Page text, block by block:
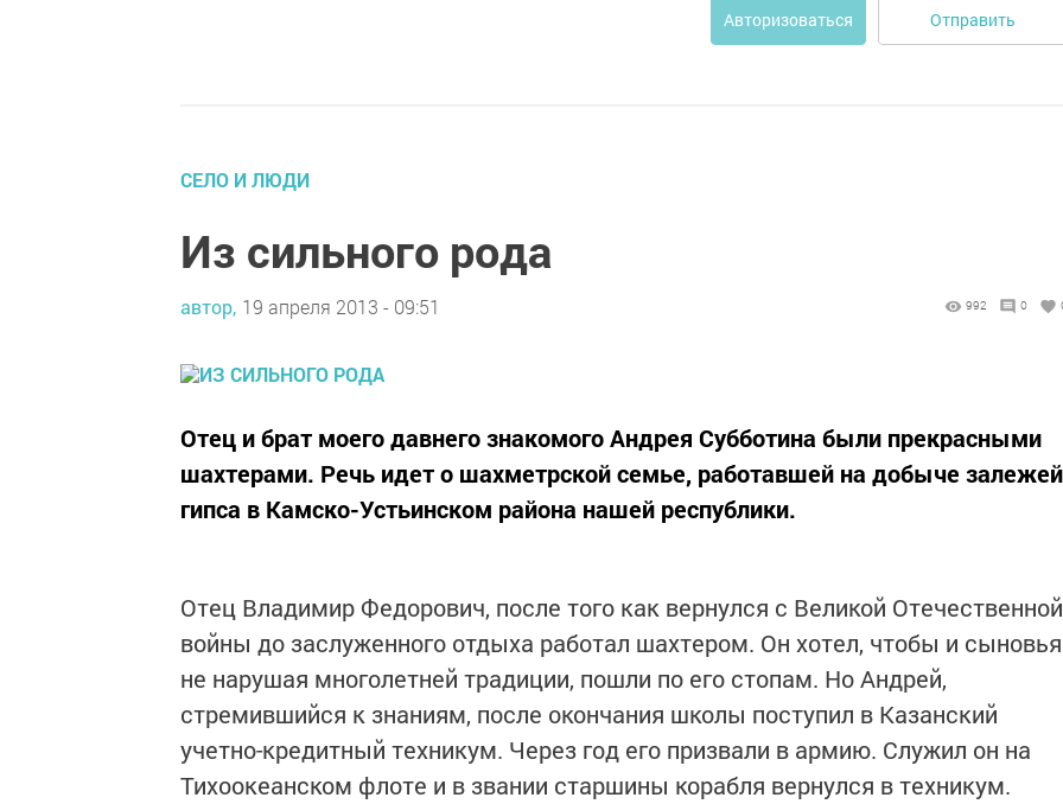
Авторизоваться Отправить
CЕЛО И ЛЮДИ
Из сильного рода
автор, 19 апреля 2013 - 09:51 992 0
Отец и брат моего давнего знакомого Андрея Субботина были прекрасными
шахтерами. Речь идет о шахметрской семье, работавшей на добыче залежей
гипса в Камско-Устьинском района нашей республики.
Отец Владимир Федорович, после того как вернулся с Великой Отечественной
войны до заслуженного отдыха работал шахтером. Он хотел, чтобы и сыновья
не нарушая многолетней традиции, пошли по его стопам. Но Андрей,
стремившийся к знаниям, после окончания школы поступил в Казанский
учетно-кредитный техникум. Через год его призвали в армию. Служил он на
Тихоокеанском флоте и в звании старшины корабля вернулся в техникум.